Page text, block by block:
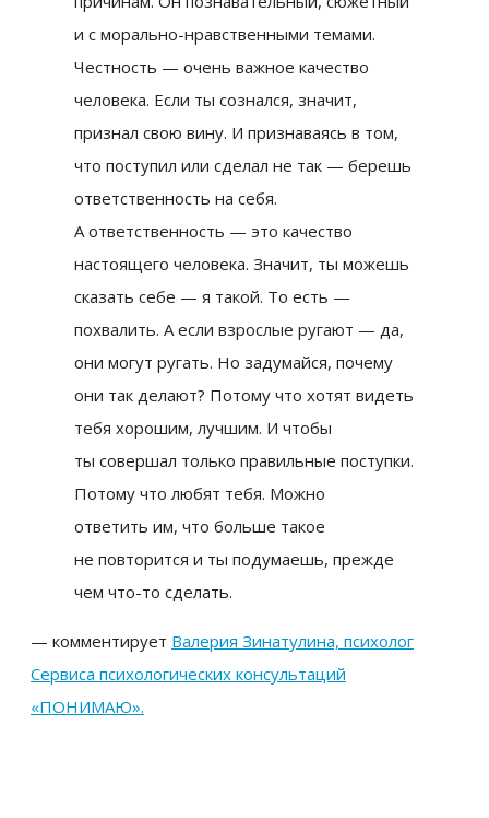
и с морально-нравственными темами.
Честность — очень важное качество
человека. Если ты сознался, значит,
признал свою вину. И признаваясь в том,
что поступил или сделал не так — берешь
ответственность на себя.
А ответственность — это качество
настоящего человека. Значит, ты можешь
сказать себе — я такой. То есть —
похвалить. А если взрослые ругают — да,
они могут ругать. Но задумайся, почему
они так делают? Потому что хотят видеть
тебя хорошим, лучшим. И чтобы
ты совершал только правильные поступки.
Потому что любят тебя. Можно
ответить им, что больше такое
не повторится и ты подумаешь, прежде
чем что-то сделать.
— комментирует Валерия Зинатулина, психолог
Сервиса психологических консультаций
«ПОНИМАЮ».